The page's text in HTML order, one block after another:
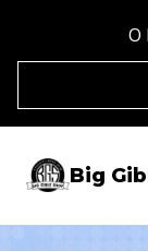
Conteúdo
O
Big